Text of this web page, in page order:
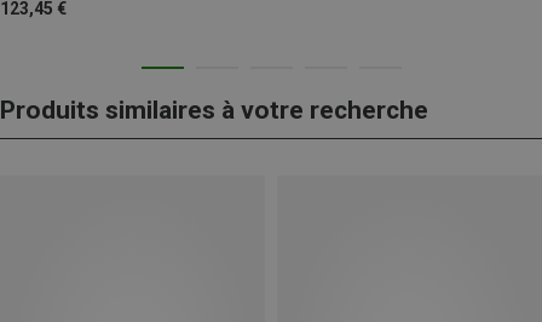
123,45 €
Produits similaires à votre recherche